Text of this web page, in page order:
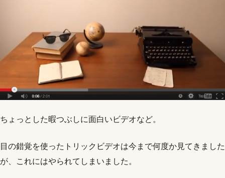
ちょっとした暇つぶしに面白いビデオなど。
目の錯覚を使ったトリックビデオは今まで何度か見てきました
が、これにはやられてしまいました。